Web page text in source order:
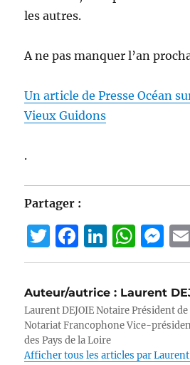
les autres.
A ne pas manquer l’an
Un article de Presse Océan
Vieux Guidons
.
Partager :
T
w
it
te
r
F
a
c
e
b
o
Li
n
e
d
I
W
h
s
A
p
M
e
ss
e
n
g
Auteur/autrice : Laurent
Laurent DEJOIE Notaire Président
Notariat Francophone Vice-
des Pays de la Loire
Afficher tous les articles par Laurent